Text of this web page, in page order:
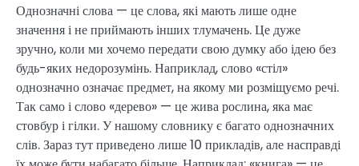
Однозначні слова — це слова, які мають лише одне
значення і не приймають інших тлумачень. Це дуже
зручно, коли ми хочемо передати свою думку або ідею без
будь-яких недорозумінь. Наприклад, слово «стіл»
однозначно означає предмет, на якому ми розміщуємо речі.
Так само і слово «дерево» — це жива рослина, яка має
стовбур і гілки. У нашому словнику є багато однозначних
слів. Зараз тут приведено лише 10 прикладів, але насправді